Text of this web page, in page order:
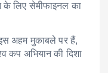
के लिए सेमीफाइनल का
अहम मुकाबले पर हैं,
कप अभियान की दिशा